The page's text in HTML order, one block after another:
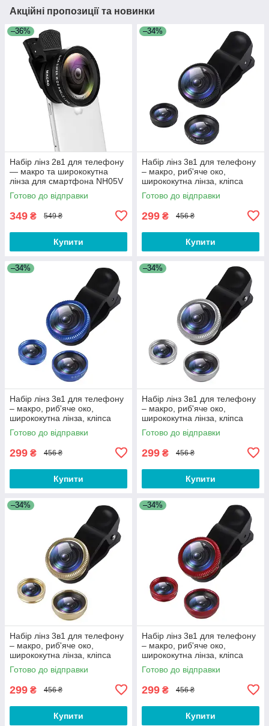
Акційні пропозиції та новинки
–36%
Набір лінз 2в1 для телефону
— макро та ширококутна
лінза для смартфона NH05V
Готово до відправки
349 ₴ 549 ₴
Купити
–34%
Набір лінз 3в1 для телефону
– макро, риб'яче око,
ширококутна лінза, кліпса
для камери смартфона X4U
Готово до відправки
299 ₴ 456 ₴
Купити
–34%
Набір лінз 3в1 для телефону
– макро, риб'яче око,
ширококутна лінза, кліпса
для камери смартфона X4C
Готово до відправки
299 ₴ 456 ₴
Купити
–34%
Набір лінз 3в1 для телефону
– макро, риб'яче око,
ширококутна лінза, кліпса
для камери смартфона X4S
Готово до відправки
299 ₴ 456 ₴
Купити
–34%
Набір лінз 3в1 для телефону
– макро, риб'яче око,
ширококутна лінза, кліпса
для камери смартфона X4G
Готово до відправки
299 ₴ 456 ₴
Купити
–34%
Набір лінз 3в1 для телефону
– макро, риб'яче око,
ширококутна лінза, кліпса
для камери смартфона X4
Готово до відправки
299 ₴ 456 ₴
Купити